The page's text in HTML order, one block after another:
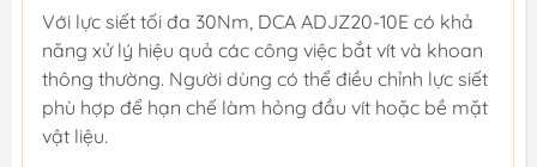
Với lực siết tối đa 30Nm, DCA ADJZ20-10E có khả
năng xử lý hiệu quả các công việc bắt vít và khoan
thông thường. Người dùng có thể điều chỉnh lực siết
phù hợp để hạn chế làm hỏng đầu vít hoặc bề mặt
vật liệu.